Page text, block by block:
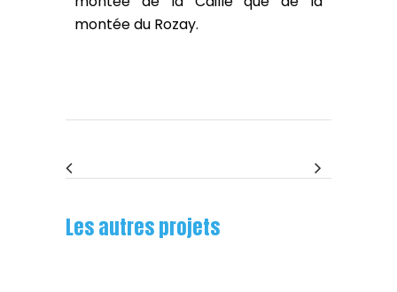
montée du Rozay.
Les autres projets